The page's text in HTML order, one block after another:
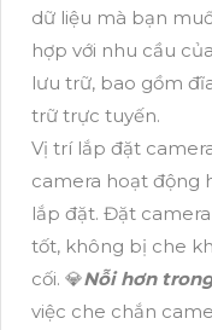
dữ liệu mà bạn
hợp với nhu cầu
lưu trữ, bao gồm
trữ trực tuyến.
Vị trí lắp đặt
camera hoạt động
lắp đặt. Đặt
tốt, không bị che
cối. 💎Nỗi hơn
việc che chắn